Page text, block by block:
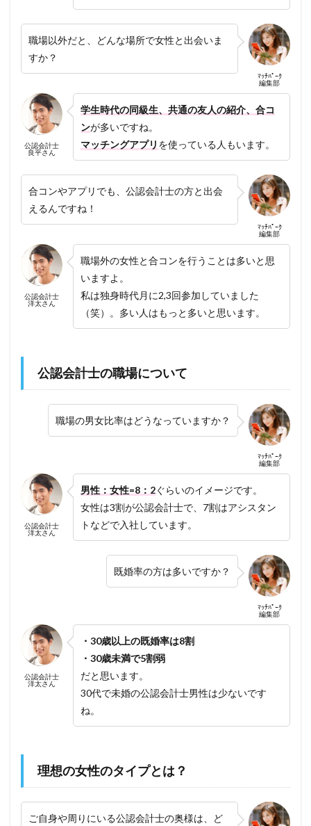
ﾏｯﾁﾊﾟｰｸ
編集部
職場以外だと、どんな場所で女性と出会いま
すか？
公認会計士
良平さん
学生時代の同級生、共通の友人の紹介、合コ
ンが多いですね。
マッチングアプリ を使っている人もいます。
ﾏｯﾁﾊﾟｰｸ
編集部
合コンやアプリでも、公認会計士の方と出会
えるんですね！
公認会計士
洋太さん
職場外の女性と合コンを行うことは多いと思
いますよ。
私は独身時代月に2,3回参加していました
（笑）。多い人はもっと多いと思います。
公認会計士の職場について
ﾏｯﾁﾊﾟｰｸ
編集部
職場の男女比率はどうなっていますか？
公認会計士
洋太さん
男性：女性=8：2ぐらいのイメージです。
女性は3割が公認会計士で、7割はアシスタン
トなどで入社しています。
ﾏｯﾁﾊﾟｰｸ
編集部
既婚率の方は多いですか？
公認会計士
洋太さん
・30歳以上の既婚率は8割
・30歳未満で5割弱
だと思います。
30代で未婚の公認会計士男性は少ないです
ね。
理想の女性のタイプとは？
ご自身や周りにいる公認会計士の奥様は、ど